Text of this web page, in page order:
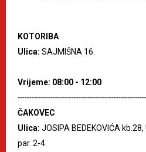
KOTORIBA
Ulica: SAJMIŠNA 16.
Vrijeme: 08:00 - 12:00
ČAKOVEC
Ulica: JOSIPA BEDEKOVIĆA
par. 2-4.